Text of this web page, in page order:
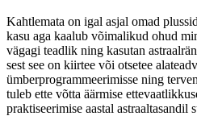
Kahtlemata on igal asjal omad
kasu aga kaalub võimalikud ohud
vägagi teadlik ning kasutan
sest see on kiirtee või otsetee
ümberprogrammeerimisse ning
tuleb ette võtta äärmise
praktiseerimise aastal astraaltasandil